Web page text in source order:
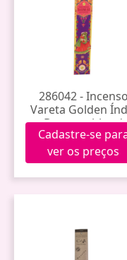
286042 - Incenso
Vareta Golden
Drangonblood
Cadastre-se
ver os preços